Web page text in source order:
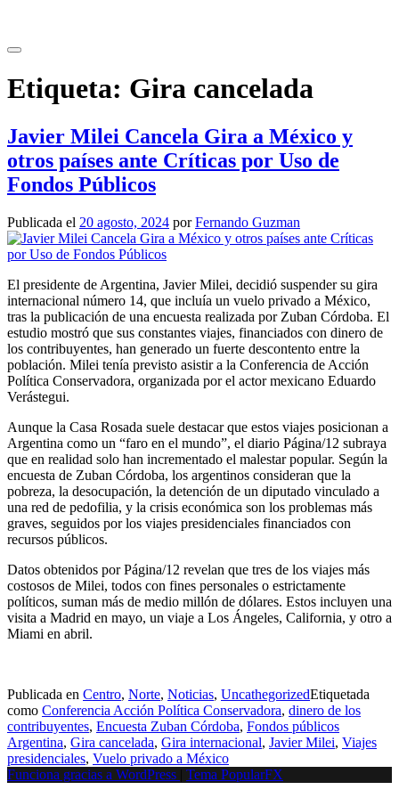
contenido
Etiqueta: Gira cancelada
Javier Milei Cancela Gira a México y
otros países ante Críticas por Uso de
Fondos Públicos
Publicada el 20 agosto, 2024 porFernando Guzman
El presidente de Argentina, Javier Milei, decidió suspender su gira
internacional número 14, que incluía un vuelo privado a México,
tras la publicación de una encuesta realizada por Zuban Córdoba. El
estudio mostró que sus constantes viajes, financiados con dinero de
los contribuyentes, han generado un fuerte descontento entre la
población. Milei tenía previsto asistir a la Conferencia de Acción
Política Conservadora, organizada por el actor mexicano Eduardo
Verástegui.
Aunque la Casa Rosada suele destacar que estos viajes posicionan a
Argentina como un “faro en el mundo”, el diario Página/12 subraya
que en realidad solo han incrementado el malestar popular. Según la
encuesta de Zuban Córdoba, los argentinos consideran que la
pobreza, la desocupación, la detención de un diputado vinculado a
una red de pedofilia, y la crisis económica son los problemas más
graves, seguidos por los viajes presidenciales financiados con
recursos públicos.
Datos obtenidos por Página/12 revelan que tres de los viajes más
costosos de Milei, todos con fines personales o estrictamente
políticos, suman más de medio millón de dólares. Estos incluyen una
visita a Madrid en mayo, un viaje a Los Ángeles, California, y otro a
Miami en abril.
Publicada en Centro, Norte, Noticias, UncathegorizedEtiquetada
como Conferencia Acción Política Conservadora, dinero de los
contribuyentes, Encuesta Zuban Córdoba, Fondos públicos
Argentina, Gira cancelada, Gira internacional, Javier Milei, Viajes
presidenciales, Vuelo privado a México
Funciona gracias a WordPress
Tema PopularFX